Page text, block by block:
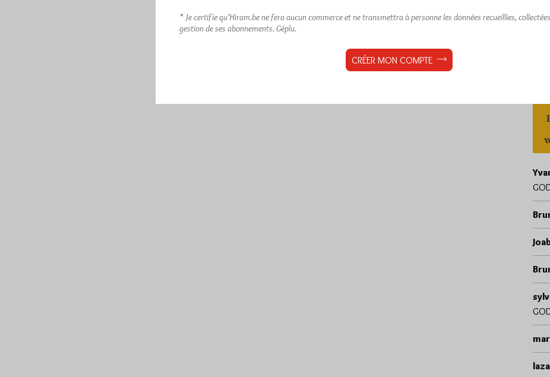
* Je certifie qu’Hiram.be ne fera aucun commerce et ne transmettra à personne les données recueillies,
gestion de ses abonnements. Géplu.
CRÉER MON COMPTE